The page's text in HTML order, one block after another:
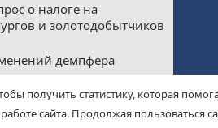
о налоге на
и золотодобытчиков
демпфера
льгот для малых
бюджета
получить статистику, которая
сайта. Продолжая пользоваться